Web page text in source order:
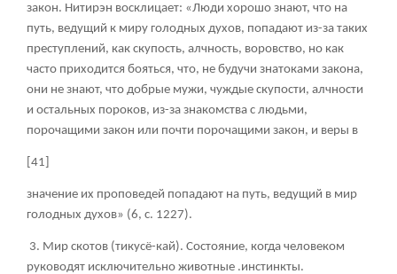
закон. Нитирэн восклицает: «Люди хорошо знают, что на
путь, ведущий к миру голодных духов, попадают из-за таких
преступлений, как скупость, алчность, воровство, но как
часто приходится бояться, что, не будучи знатоками закона,
они не знают, что добрые мужи, чуждые скупости, алчности
и остальных пороков, из-за знакомства с людьми,
порочащими закон или почти порочащими закон, и веры в
[41]
значение их проповедей попадают на путь, ведущий в мир
голодных духов» (6, с. 1227).
3. Мир скотов (тикусё-кай). Состояние, когда человеком
руководят исключительно животные .инстинкты.